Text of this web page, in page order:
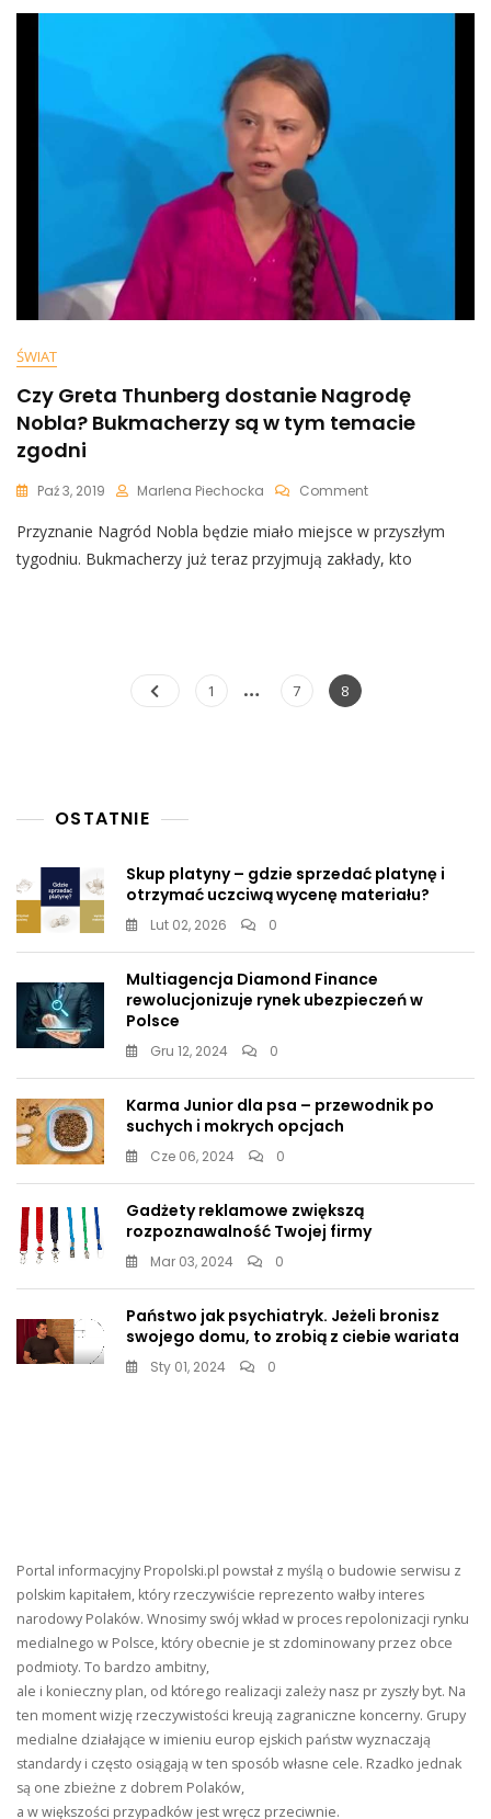
Jezdnię
ŚWIAT
Czy Greta Thunberg dostanie Nagrodę
Nobla? Bukmacherzy są w tym temacie
zgodni
Paź 3, 2019 Marlena Piechocka CommentOn
Greta
Thunberg
Dostanie
Przyznanie Nagród Nobla będzie miało miejsce w przyszłym
tygodniu. Bukmacherzy już teraz przyjmują zakłady, kto
Nawigacja
Page
1 … Page
7 Page
8
OSTATNIE
Skup platyny – gdzie sprzedać platynę i
otrzymać uczciwą wycenę materiału?
Lut 02, 2026 0
Multiagencja Diamond Finance
rewolucjonizuje rynek ubezpieczeń w
Polsce
Gru 12, 2024 0
Karma Junior dla psa – przewodnik po
suchych i mokrych opcjach
Cze 06, 2024 0
Gadżety reklamowe zwiększą
rozpoznawalność Twojej firmy
Mar 03, 2024 0
Państwo jak psychiatryk. Jeżeli bronisz
swojego domu, to zrobią z ciebie wariata
Sty 01, 2024 0
Portal informacyjny Propolski.pl powstał z myślą o budowie serwisu z
polskim kapitałem, który rzeczywiście reprezento wałby interes
narodowy Polaków. Wnosimy swój wkład w proces repolonizacji rynku
medialnego w Polsce, który obecnie je st zdominowany przez obce
podmioty. To bardzo ambitny,
ale i konieczny plan, od którego realizacji zależy nasz pr zyszły byt. Na
ten moment wizję rzeczywistości kreują zagraniczne koncerny. Grupy
medialne działające w imieniu europ ejskich państw wyznaczają
standardy i często osiągają w ten sposób własne cele. Rzadko jednak
są one zbieżne z dobrem Polaków,
a w większości przypadków jest wręcz przeciwnie.